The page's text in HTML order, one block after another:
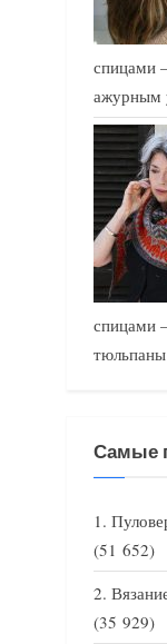
спицами
ажурным
спицами
тюльпаны
Самые
(51 652)
(35 929)